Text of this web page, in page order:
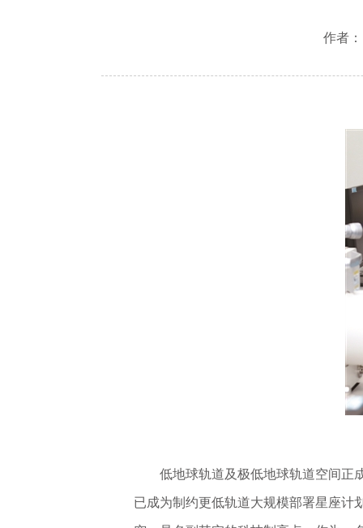
作者
低地球轨道及极低地球轨道空间正
已成为制约更低轨道大规模部署星座计